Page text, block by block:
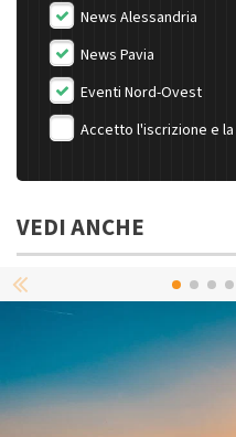
News Alessandria
News Pavia
Eventi Nord-Ovest
Accetto l'iscrizione e la
VEDI ANCHE